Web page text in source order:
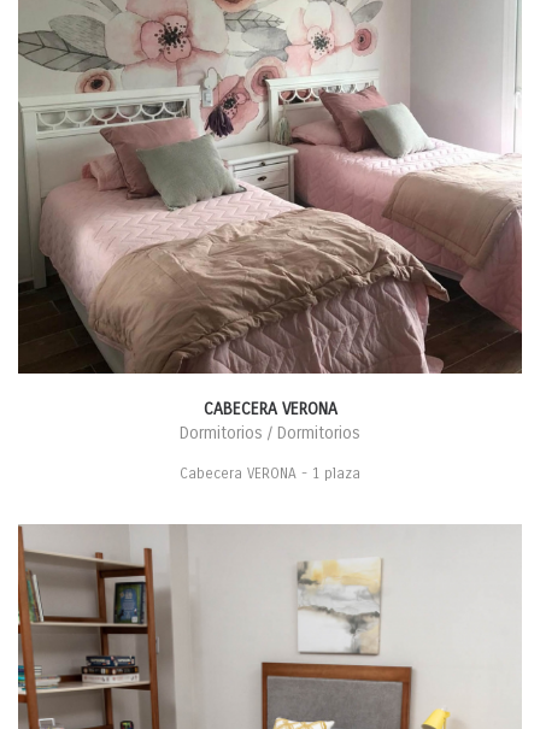
CABECERA VERONA
Dormitorios / Dormitorios
Cabecera VERONA - 1 plaza